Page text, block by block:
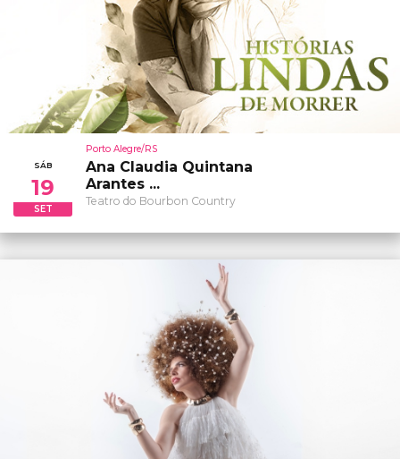
SÁB
19
SET
Porto Alegre/RS
Ana Claudia Quintana
Arantes ...
Teatro do Bourbon Country